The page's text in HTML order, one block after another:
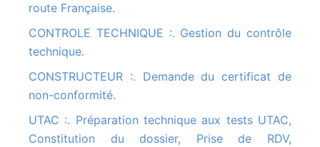
route Française.
CONTROLE TECHNIQUE :. Gestion du contrôle
technique.
CONSTRUCTEUR :. Demande du certificat de
non-conformité.
UTAC :. Préparation technique aux tests UTAC,
Constitution du dossier, Prise de RDV,